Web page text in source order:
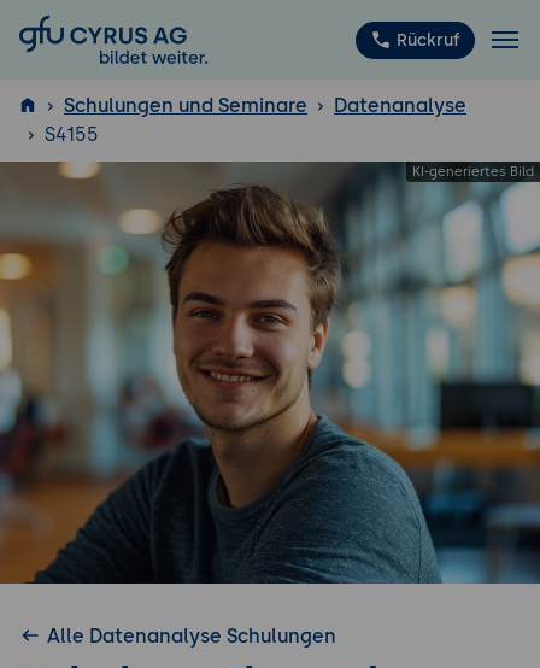
GFU Cyrus AG Rückruf
ISTQB ®
Schulungen und Seminare
Datenanalyse
S4155
Alle Datenanalyse Schulungen